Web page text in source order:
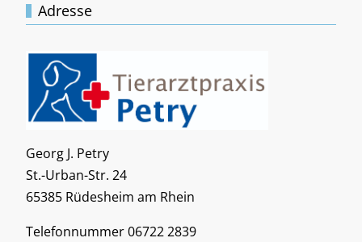
Adresse
Georg J. Petry
St.-Urban-Str. 24
65385 Rüdesheim am Rhein
Telefonnummer 06722 2839